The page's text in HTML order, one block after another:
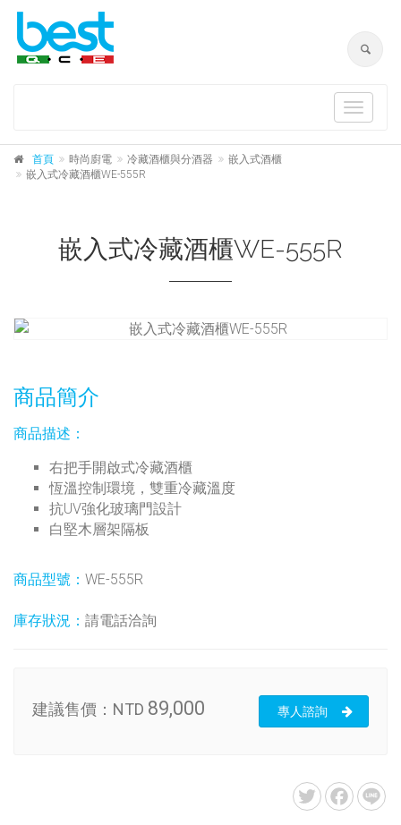
Toggle
首頁 時尚廚電 冷藏酒櫃與分酒器
嵌入式酒櫃
嵌入式冷藏酒櫃WE-555R
嵌入式冷藏酒櫃WE-555R
商品簡介
商品描述：
右把手開啟式冷藏酒櫃
恆溫控制環境，雙重冷藏溫度
抗UV強化玻璃門設計
白堅木層架隔板
商品型號： WE-555R
庫存狀況： 請電話洽詢
建議售價： NTD 89,000 專人諮詢